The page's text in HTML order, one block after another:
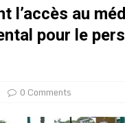
l’accès au
pour le
0 Comments